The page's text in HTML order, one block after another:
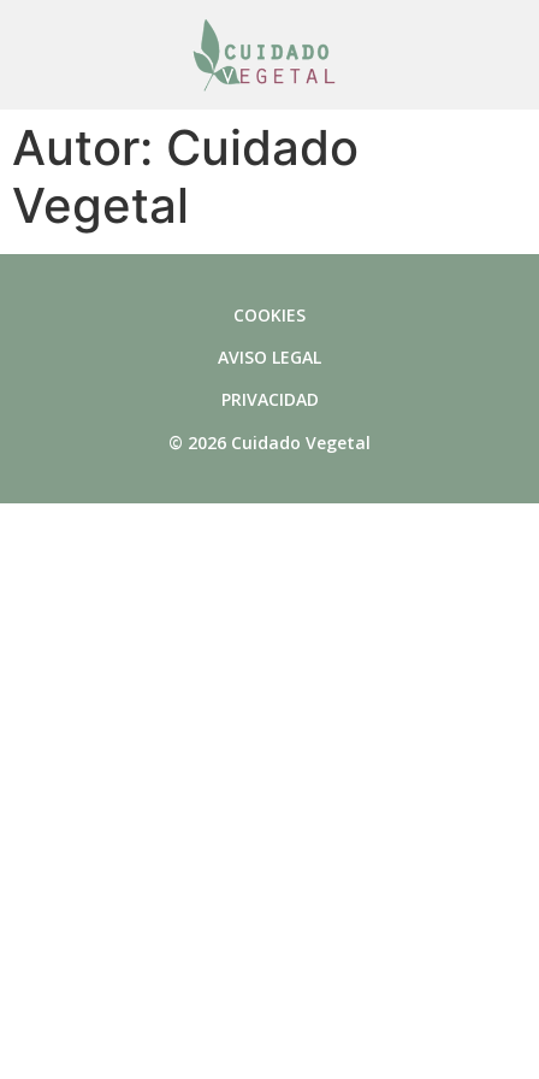
Autor: Cuidado
Vegetal
COOKIES
AVISO LEGAL
PRIVACIDAD
© 2026 Cuidado Vegetal